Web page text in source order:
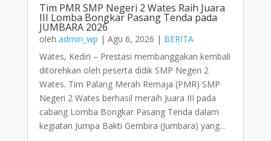
Tim PMR SMP Negeri 2 Wates Raih Juara
III Lomba Bongkar Pasang Tenda pada
JUMBARA 2026
oleh admin_wp | Agu 6, 2026 | BERITA
Wates, Kediri – Prestasi membanggakan kembali
ditorehkan oleh peserta didik SMP Negeri 2
Wates. Tim Palang Merah Remaja (PMR) SMP
Negeri 2 Wates berhasil meraih Juara III pada
cabang Lomba Bongkar Pasang Tenda dalam
kegiatan Jumpa Bakti Gembira (Jumbara) yang...